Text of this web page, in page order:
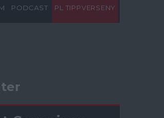
PODCAST PL TIPPVERSENY